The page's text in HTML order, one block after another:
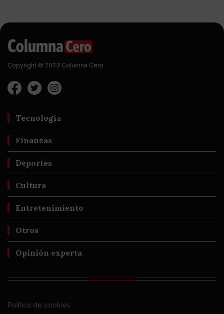
Copyright © 2023 Columna Cero
Tecnología
Finanzas
Deportes
Cultura
Entretenimiento
Otros
Opinión experta
Política de cookies